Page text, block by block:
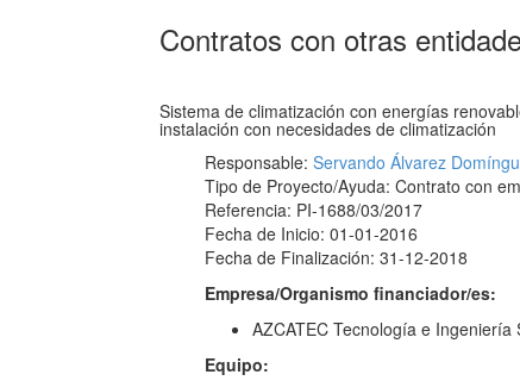
Contratos con otras
Sistema de climatización con energías
instalación con necesidades de climatización
Responsable:Servando Álvarez
Tipo de Proyecto/Ayuda: Contrato con
Referencia: PI-1688/03/2017
Fecha de Inicio: 01-01-2016
Fecha de Finalización: 31-12-2018
Empresa/Organismo financiador/es:
AZCATEC Tecnología e Ingeniería
Equipo: